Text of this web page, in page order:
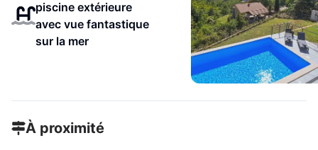
piscine extérieure
avec vue fantastique
sur la mer
À proximité